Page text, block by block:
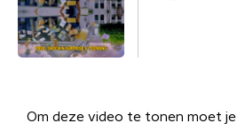
Om deze video te tonen moet je